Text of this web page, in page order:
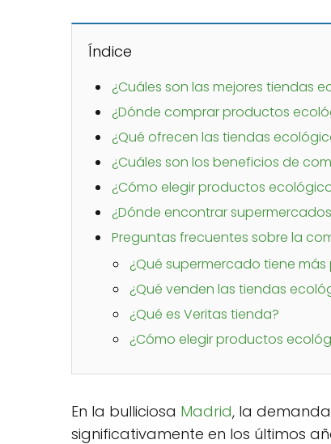
Índice
¿Cuáles son las mejores tiendas
¿Dónde comprar productos
¿Qué ofrecen las tiendas
¿Cuáles son los beneficios de
¿Cómo elegir productos
¿Dónde encontrar
Preguntas frecuentes sobre la
¿Qué supermercado tiene
¿Qué venden las tiendas
¿Qué es Veritas tienda?
¿Cómo elegir productos
En la bulliciosa Madrid, la
significativamente en los últimos